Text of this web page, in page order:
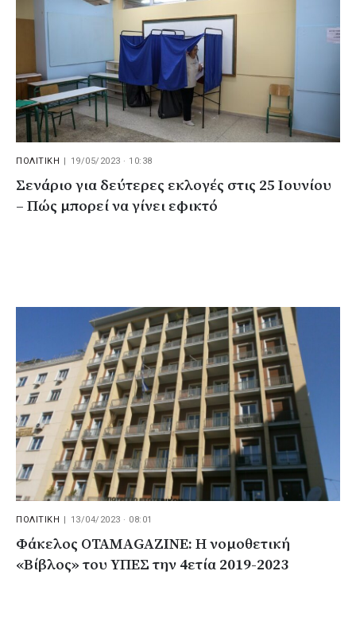
ΠΟΛΙΤΙΚΗ 19/05/2023 · 10:38
Σενάριο για δεύτερες εκλογές στις 25 Ιουνίου
– Πώς μπορεί να γίνει εφικτό
ΠΟΛΙΤΙΚΗ | 13/04/2023 · 08:01
Φάκελος ΟΤΑΜΑGAZINE: Η νομοθετική
«Βίβλος» του ΥΠΕΣ την 4ετία 2019-2023